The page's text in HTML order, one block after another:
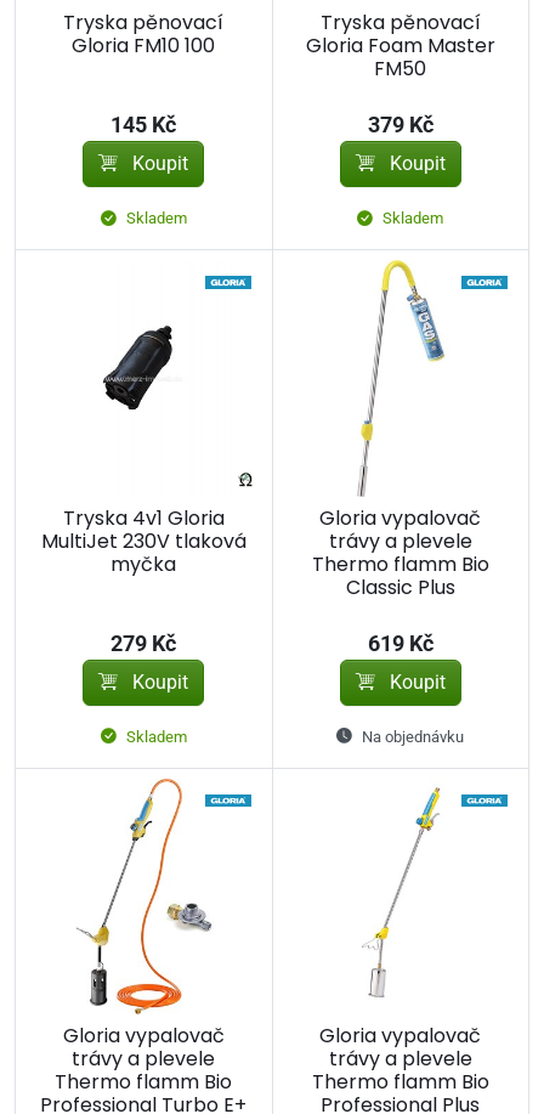
Tryska pěnovací
Gloria FM10 100
145 Kč
Koupit
Skladem
Tryska pěnovací
Gloria Foam Master
FM50
379 Kč
Koupit
Skladem
Tryska 4v1 Gloria
MultiJet 230V tlaková
myčka
279 Kč
Koupit
Skladem
Gloria vypalovač
trávy a plevele
Thermo flamm Bio
Classic Plus
619 Kč
Koupit
Na objednávku
Gloria vypalovač
trávy a plevele
Thermo flamm Bio
Professional Turbo E+
Gloria vypalovač
trávy a plevele
Thermo flamm Bio
Professional Plus